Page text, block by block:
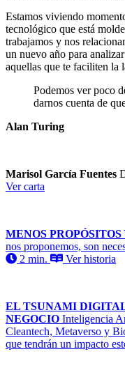
Estamos viviendo
tecnológico que está
trabajamos y nos
un nuevo año para
aquellas que te faciliten la
Podemos ver poco
darnos cuenta de
Alan Turing
Marisol García Fuentes
Ver carta
MENOS
nos proponemos, son
2 min.
Ver historia
EL TSUNAMI
NEGOCIO Inteligencia
Cleantech, Metaverso y
que tendrán un impacto